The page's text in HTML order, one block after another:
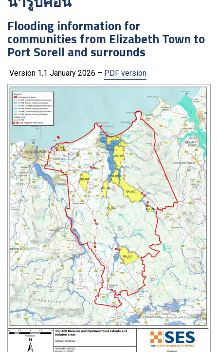
Flooding information for
communities from Elizabeth Town to
Port Sorell and surrounds
Version 1.1 January 2026 – PDF version